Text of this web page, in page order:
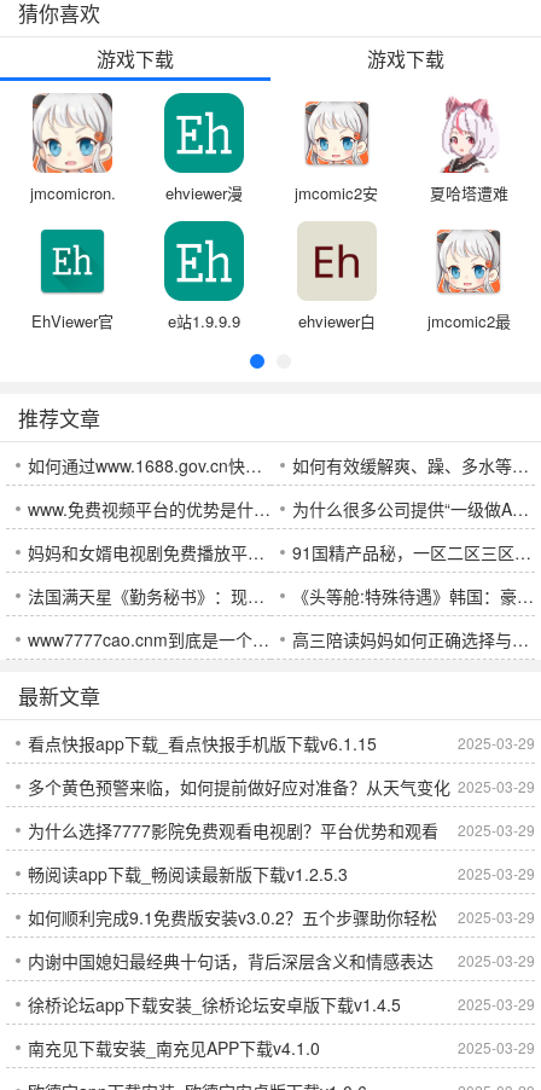
猜你喜欢
游戏下载 游戏下载
jmcomicron.mic
天堂安装包
ehviewer漫
画
jmcomic2安
装包1.7.4
夏哈塔遭难
的一天正式
版官网
EhViewer官
e站1.9.9.9
ehviewer白
jmcomic2最
推荐文章
如何通过www.1688.gov.cn快速获取政府服务：政务公开与企业支持的全面指南
如何有效缓解爽、躁、多水等情绪问题，避免快受不了了的困境？
www.免费视频平台的优势是什么？为何越来越多用户选择它？
为什么很多公司提供“一级做AE是免费”岗位？这些岗位是否值得申请？
妈妈和女婿电视剧免费播放平台推荐：如何轻松在线免费观看最新家庭剧集？
91国精产品秘，一区二区三区有什么区别？哪个更适合您？
法国满天星《勤务秘书》：现代职场的权力博弈与人际纠葛，你是否能在这场挑战中脱颖而出？
《头等舱:特殊待遇》韩国：豪华背后的阶层冲突与人性探讨
www7777cao.cnm到底是一个什么样的网站？揭秘它的独特魅力与未来发展前景
高三陪读妈妈如何正确选择与使用避孕套以保障健康？
最新文章
看点快报app下载_看点快报手机版下载v6.1.15 2025-03-29
多个黄色预警来临，如何提前做好应对准备？从天气变化
到个人防护
2025-03-29
为什么选择7777影院免费观看电视剧？平台优势和观看
体验分析
2025-03-29
畅阅读app下载_畅阅读最新版下载v1.2.5.3 2025-03-29
如何顺利完成9.1免费版安装v3.0.2？五个步骤助你轻松
搞定安装！
2025-03-29
内谢中国媳妇最经典十句话，背后深层含义和情感表达 2025-03-29
徐桥论坛app下载安装_徐桥论坛安卓版下载v1.4.5 2025-03-29
南充见下载安装_南充见APP下载v4.1.0 2025-03-29